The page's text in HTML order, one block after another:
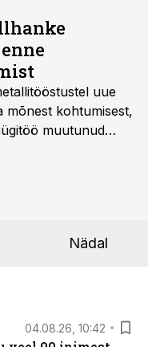
uue
mõnest kohtumisest,
muutunud
Nädal
04.08.26, 10:42